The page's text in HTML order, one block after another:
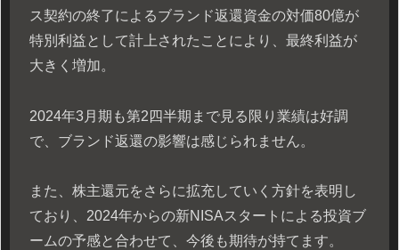
ス契約の終了によるブランド返還資金の対価80億が
特別利益として計上されたことにより、最終利益が
大きく増加。
2024年3月期も第2四半期まで見る限り業績は好調
で、ブランド返還の影響は感じられません。
また、株主還元をさらに拡充していく方針を表明し
ており、2024年からの新NISAスタートによる投資ブ
ームの予感と合わせて、今後も期待が持てます。